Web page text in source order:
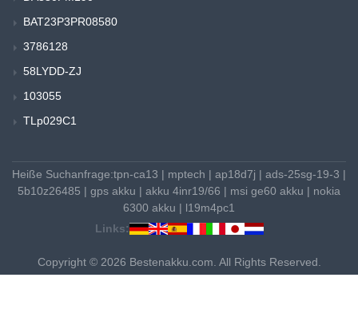
BAT23P3PR08580
3786128
58LYDD-ZJ
103055
TLp029C1
Heiße Suchanfrage:tpn-ca13 | mptech | ap18d7j | ads-25sg-19-3 |
5b10z26485 | gps akku | akku 4inr19/66 | msi ge60 akku | nokia
6300 akku | l19m4pc1
Links:
Copyright © 2026 Bestenakku.com. All Rights Reserved.